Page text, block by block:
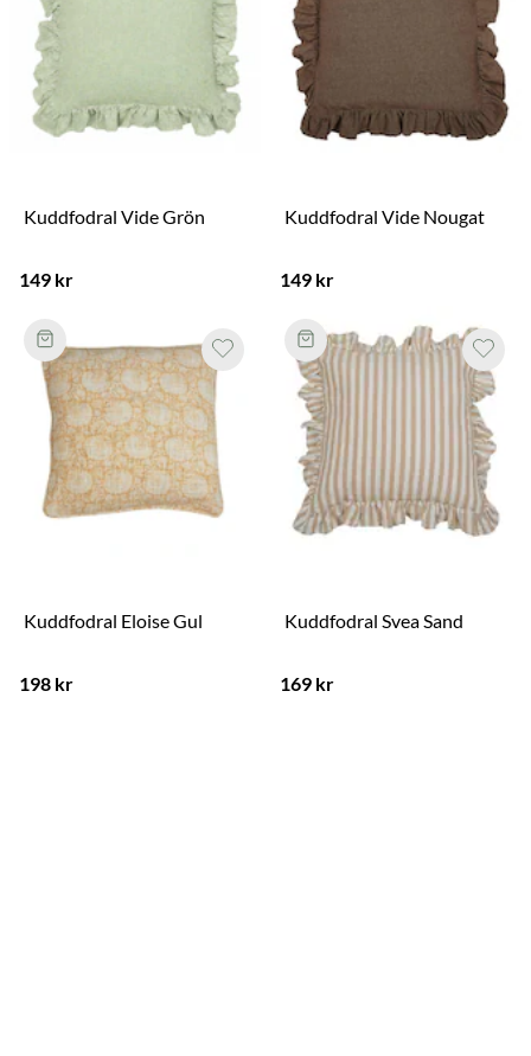
Kuddfodral Vide Grön
149 kr
Kuddfodral Vide Nougat
149 kr
Kuddfodral Eloise Gul
198 kr
Kuddfodral Svea Sand
169 kr